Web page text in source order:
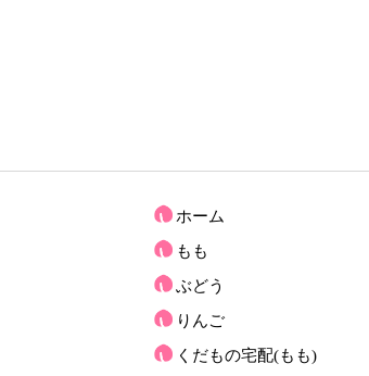
ホーム
もも
ぶどう
りんご
くだもの宅配(もも)